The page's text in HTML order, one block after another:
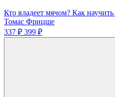
Кто владеет мячом? Как
Томас Фрицше
337 ₽ 399 ₽